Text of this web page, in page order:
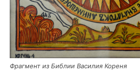
Фраг­мент из Биб­лии Васи­лия Кореня